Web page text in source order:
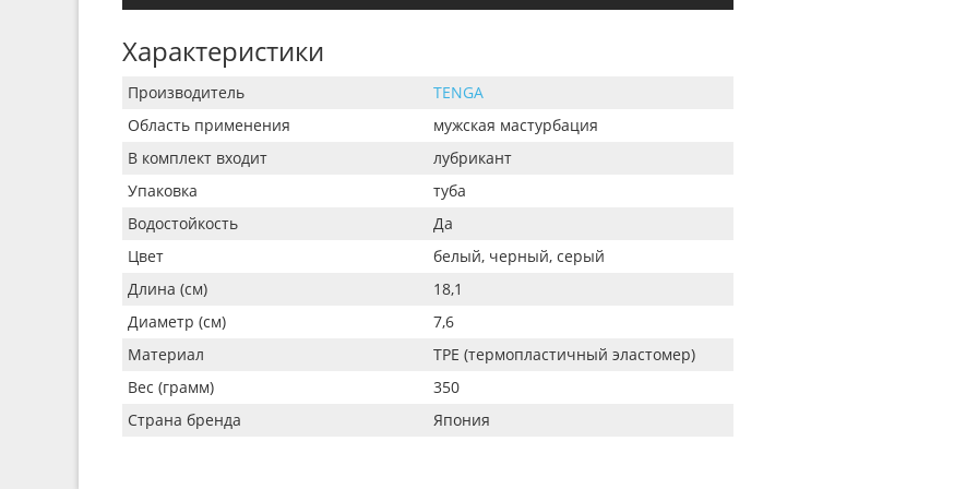
Характеристики
Производитель
TENGA
Область применения
мужская мастурбация
В комплект входит
лубрикант
Упаковка
туба
Водостойкость
Да
Цвет
белый, черный, серый
Длина (см)
18,1
Диаметр (см)
7,6
Материал
TPE (термопластичный эластомер)
Вес (грамм)
350
Страна бренда
Япония